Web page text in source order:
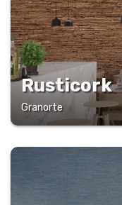
Rusticork
Granorte